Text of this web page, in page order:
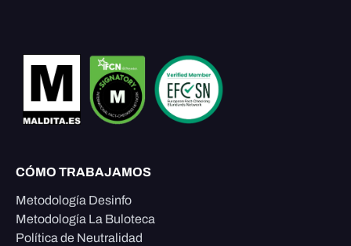
CÓMO TRABAJAMOS
Metodología Desinfo
Metodología La Buloteca
Política de Neutralidad